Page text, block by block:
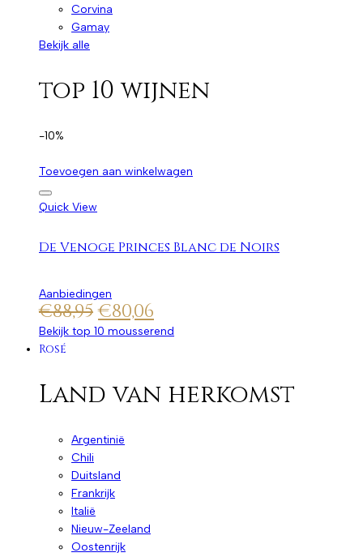
Corvina
Gamay
Bekijk alle
top 10 wijnen
-10%
Toevoegen aan winkelwagen
Quick View
De Venoge Princes Blanc de Noirs
Aanbiedingen
€88,95€80,06
Bekijk top 10 mousserend
Rosé
Land van herkomst
Argentinië
Chili
Duitsland
Frankrijk
Italië
Nieuw-Zeeland
Oostenrijk